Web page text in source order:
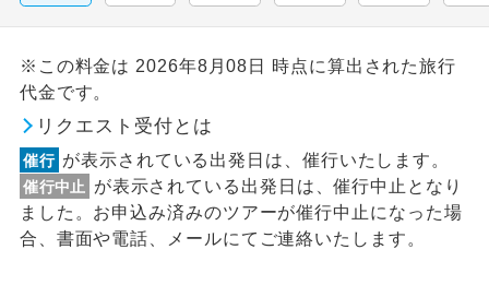
※この料金は 2026年8月08日 時点に算出された旅行
代金です。
リクエスト受付とは
催行 が表示されている出発日は、催行いたします。
催行中止
が表示されている出発日は、催行中止となり
ました。お申込み済みのツアーが催行中止になった場
合、書面や電話、メールにてご連絡いたします。